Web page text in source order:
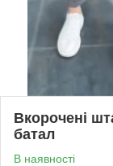
Вкорочені
батал
В наявності